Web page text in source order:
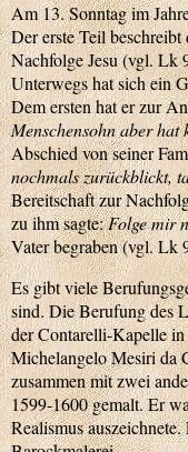
Am 13. Sonntag im
Der erste Teil
Nachfolge Jesu (vgl. Lk
Unterwegs hat sich ein
Dem ersten hat er zur
Menschensohn aber
Abschied von seiner
nochmals zurückblickt,
Bereitschaft zur
zu ihm sagte:Folge mir
Vater begraben (vgl. Lk
Es gibt viele
sind. Die Berufung des
der Contarelli-Kapelle
Michelangelo Mesiri da
zusammen mit zwei
1599-1600 gemalt. Er
Realismus